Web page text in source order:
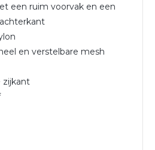
een ruim voorvak en een
en verstelbare mesh
zijkant